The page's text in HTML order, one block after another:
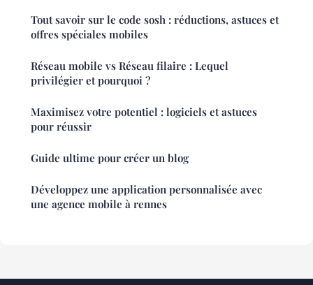
Tout savoir sur le code sosh : réductions, astuces et
offres spéciales mobiles
Réseau mobile vs Réseau filaire : Lequel
privilégier et pourquoi ?
Maximisez votre potentiel : logiciels et astuces
pour réussir
Guide ultime pour créer un blog
Développez une application personnalisée avec
une agence mobile à rennes